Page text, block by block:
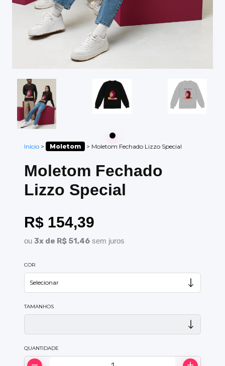
Início > Moletom > Moletom Fechado Lizzo Special
Moletom Fechado
Lizzo Special
R$ 154,39
ou 3x de R$ 51,46 sem juros
COR
TAMANHOS
QUANTIDADE